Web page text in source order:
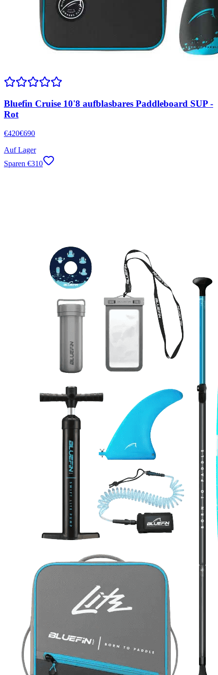
Bluefin Cruise 10'8 aufblasbares Paddleboard SUP -
Rot
€420€690
Auf Lager
Sparen €310